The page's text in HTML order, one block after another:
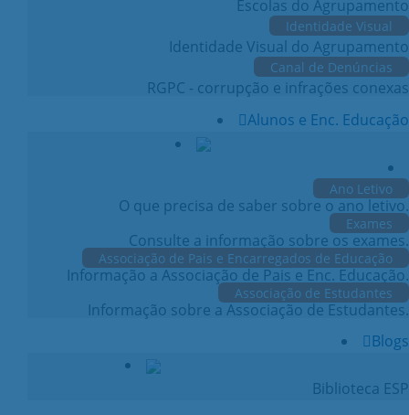
Escolas do Agrupamento
Identidade Visual
Identidade Visual do Agrupamento
Canal de Denúncias
RGPC - corrupção e infrações conexas
Alunos e Enc. Educação
Ano Letivo
O que precisa de saber sobre o ano letivo.
Exames
Consulte a informação sobre os exames.
Associação de Pais e Encarregados de Educação
Informação a Associação de Pais e Enc. Educação.
Associação de Estudantes
Informação sobre a Associação de Estudantes.
Blogs
Biblioteca ESP